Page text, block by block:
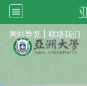
网站导览 | 联络我们